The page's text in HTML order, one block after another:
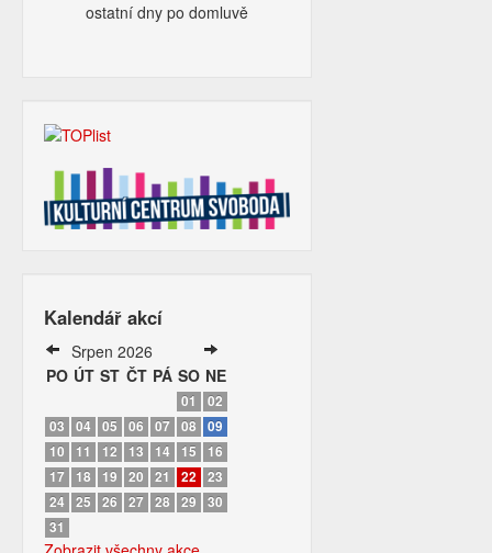
ostatní dny po domluvě
Kalendář akcí
Srpen 2026
PO ÚT ST ČT PÁ SO NE
01
02
03
04 05 06 07 08
09
10
11 12 13 14 15
16
17 18 19 20 21 22
23
24
25 26 27 28 29
30
31